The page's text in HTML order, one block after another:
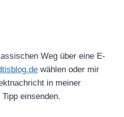
Weg über eine E-
wählen oder mir
in meiner
Tipp einsenden.